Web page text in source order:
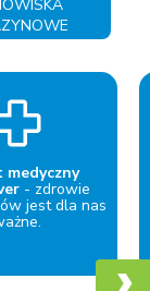
medyczny
- zdrowie
jest dla nas